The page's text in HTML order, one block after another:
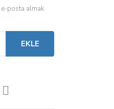
e-posta almak
EKLE